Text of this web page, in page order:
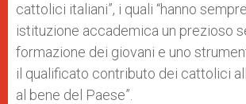
cattolici italiani”, i quali “hanno
istituzione accademica un prezioso
formazione dei giovani e uno
il qualificato contributo dei cattolici
al bene del Paese”.